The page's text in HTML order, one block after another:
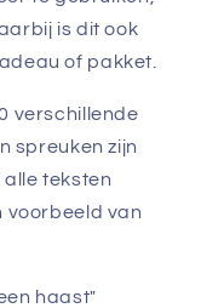
is dit ook
of pakket.
verschillende
spreuken zijn
alle teksten
voorbeeld van
haast"